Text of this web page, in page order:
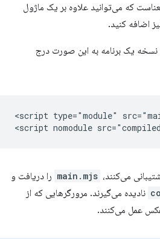
که می‌توانید علاوه بر یک ماژول
یک برنامه به این صورت درج
<script type="module"
می‌کنند، main.mjs را دریافت و
می‌گیرند. مرورگرهایی که از
عمل می‌کنند.